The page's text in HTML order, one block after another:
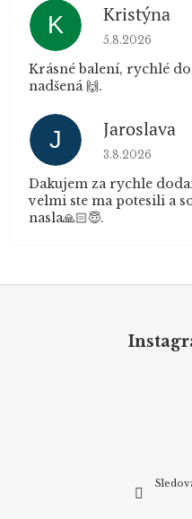
K Kristýna
Hodnocení
5.8.2026
Krásné balení, rychlé
nadšená 🙌.
J Jaroslava
Hodnocení
3.8.2026
Dakujem za rychle
velmi ste ma potesili a
nasla🙏🏻😇.